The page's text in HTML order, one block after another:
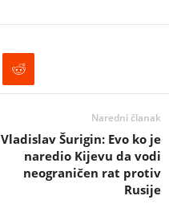
Naredni članak
Vladislav Šurigin: Evo ko je
naredio Kijevu da vodi
neograničen rat protiv
Rusije